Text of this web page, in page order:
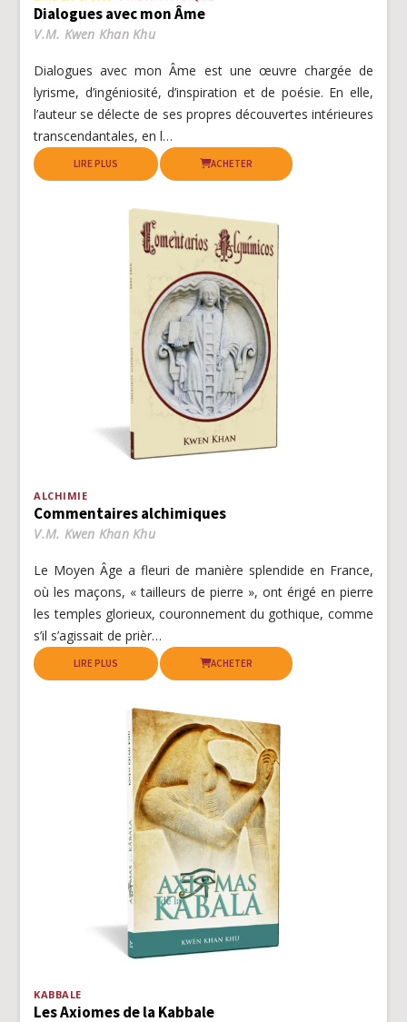
Dialogues avec mon Âme
V.M. Kwen Khan Khu
Dialogues avec mon Âme est une œuvre chargée de
lyrisme, d’ingéniosité, d’inspiration et de poésie. En elle,
l’auteur se délecte de ses propres découvertes intérieures
transcendantales, en l…
LIRE PLUS ACHETER
ALCHIMIE
Commentaires alchimiques
V.M. Kwen Khan Khu
Le Moyen Âge a fleuri de manière splendide en France,
où les maçons, « tailleurs de pierre », ont érigé en pierre
les temples glorieux, couronnement du gothique, comme
s’il s’agissait de prièr…
LIRE PLUS ACHETER
KABBALE
Les Axiomes de la Kabbale